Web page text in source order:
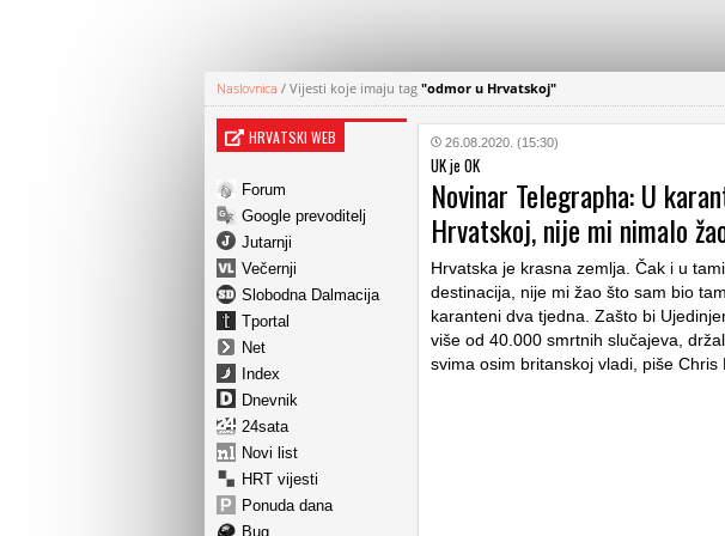
Naslovnica / Vijesti koje imaju tag "odmor u Hrvatskoj"
HRVATSKI WEB
Forum
Google prevoditelj
Jutarnji
Večernji
Slobodna Dalmacija
Tportal
Net
Index
Dnevnik
24sata
Novi list
HRT vijesti
Ponuda dana
Bug
26.08.2020. (15:30)
UK je OK
Novinar Telegrapha: U
Hrvatskoj, nije mi nimalo
Hrvatska je krasna zemlja. Čak i u
destinacija, nije mi žao što sam bio
karanteni dva tjedna. Zašto bi
više od 40.000 smrtnih slučajeva,
svima osim britanskoj vladi, piše Chris